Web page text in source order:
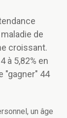
de
croissant.
à 5,82% en
"gagner" 44
un âge